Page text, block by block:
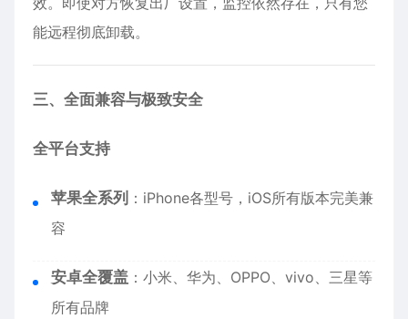
能远程彻底卸载。
三、全面兼容与极致安全
全平台支持
苹果全系列 ： iPhone各型号，iOS所有版本完美兼
容
安卓全覆盖 ：小米、华为、OPPO、vivo、三星等
所有品牌